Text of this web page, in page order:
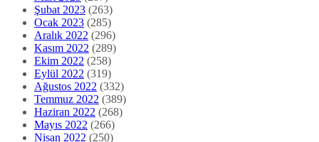
Şubat 2023 (263)
Ocak 2023 (285)
Aralık 2022 (296)
Kasım 2022 (289)
Ekim 2022 (258)
Eylül 2022 (319)
Ağustos 2022 (332)
Temmuz 2022 (389)
Haziran 2022 (268)
Mayıs 2022 (266)
Nisan 2022 (250)